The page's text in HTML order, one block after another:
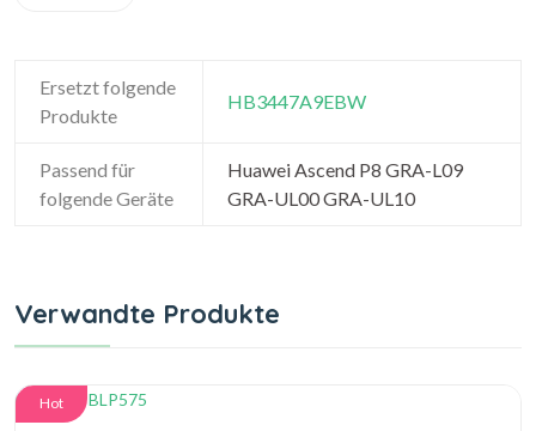
Ersetzt folgende
Produkte
HB3447A9EBW
Passend für
folgende Geräte
Huawei Ascend P8 GRA-L09
GRA-UL00 GRA-UL10
Verwandte Produkte
Hot